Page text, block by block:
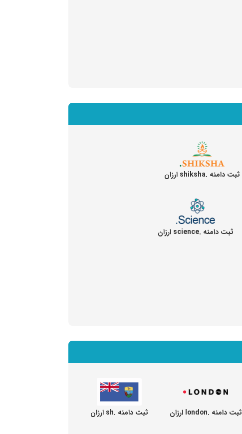
ثبت دامنه .shiksha ارزان
ثبت دامنه .science ارزان
ثبت دامنه .london ارزان ثبت دامنه .sh ارزان